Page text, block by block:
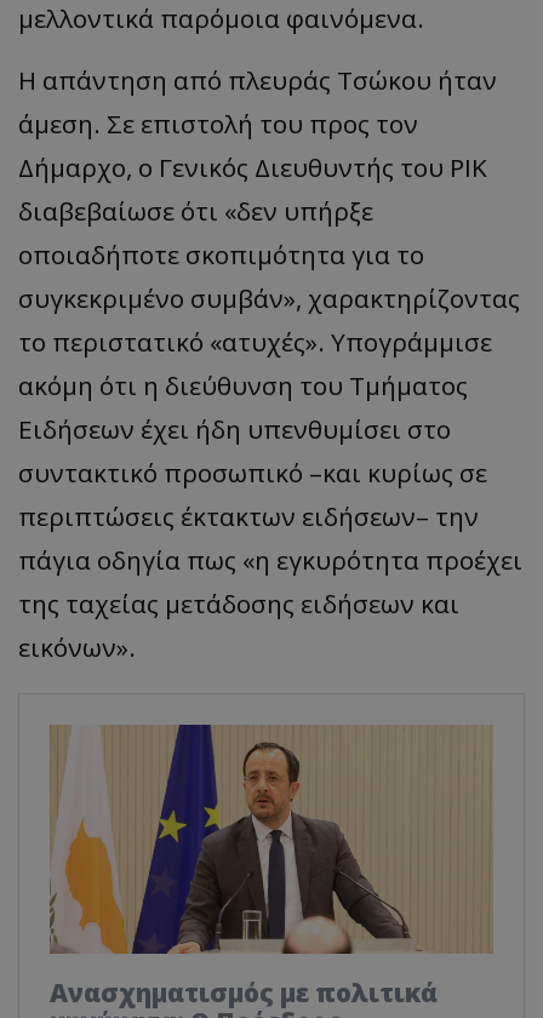
μελλοντικά παρόμοια φαινόμενα.
Η απάντηση από πλευράς Τσώκου ήταν
άμεση. Σε επιστολή του προς τον
Δήμαρχο, ο Γενικός Διευθυντής του ΡΙΚ
διαβεβαίωσε ότι «δεν υπήρξε
οποιαδήποτε σκοπιμότητα για το
συγκεκριμένο συμβάν», χαρακτηρίζοντας
το περιστατικό «ατυχές». Υπογράμμισε
ακόμη ότι η διεύθυνση του Τμήματος
Ειδήσεων έχει ήδη υπενθυμίσει στο
συντακτικό προσωπικό –και κυρίως σε
περιπτώσεις έκτακτων ειδήσεων– την
πάγια οδηγία πως «η εγκυρότητα προέχει
της ταχείας μετάδοσης ειδήσεων και
εικόνων».
Ανασχηματισμός με πολιτικά